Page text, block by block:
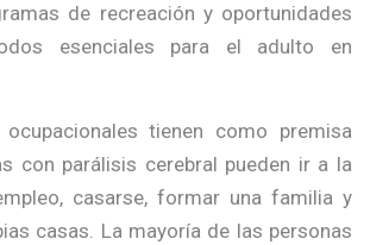
de recreación y oportunidades
esenciales para el adulto en
tienen como premisa
con parálisis cerebral pueden ir a la
casarse, formar una familia y
casas. La mayoría de las personas